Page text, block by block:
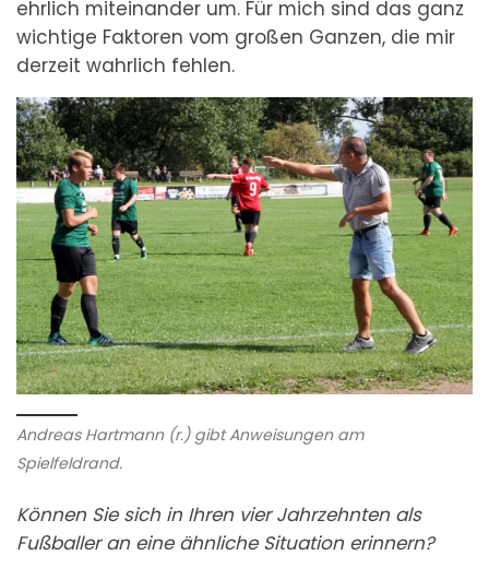
ehrlich miteinander um. Für mich sind das ganz
wichtige Faktoren vom großen Ganzen, die mir
derzeit wahrlich fehlen.
Andreas Hartmann (r.) gibt Anweisungen am
Spielfeldrand.
Können Sie sich in Ihren vier Jahrzehnten als
Fußballer an eine ähnliche Situation erinnern?